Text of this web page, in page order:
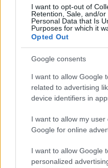
I want to opt-out of
Retention, Sale, and/
Personal Data that Is
Purposes for which it
Opted Out
Google consents
I want to allow Google
related to advertising
device identifiers in
I want to allow my
Google for online
I want to allow Google
personalized
Lgbtq News
Investeren 24